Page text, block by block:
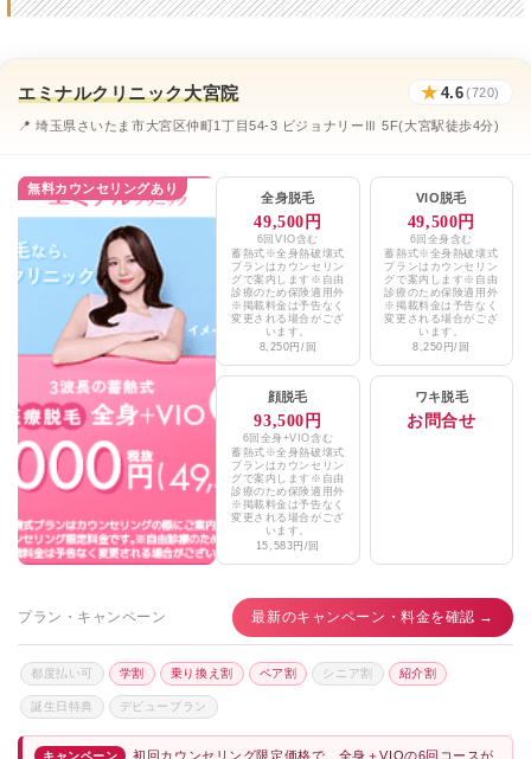
品川美容外科大宮院 ★4.0 / 5（367件）
大宮マリアクリニック ★3.5 / 5（79件）
エミナルクリニックメンズ大宮院 ★4.6 / 5（720件）
レジーナクリニックオム大宮院 ★4.6 / 5（720件）
湘南美容クリニック大宮東口院、大宮西口院 ★4.1 / 5（498件）
メンズリゼ大宮西口 ★4.2 / 5（138件）
大宮西口院 ★4.2 / 5（1,438件）
メンズルシア埼玉大宮院 ★4.4 / 5（68件）
ゴリラクリニック大宮院
大宮中央クリニック
メンズジェニー大宮 ★4.8 / 5（114件）
大宮マリアクリニック ★3.5 / 5（79件）
あおばクリニック大宮院
エミナルクリニック大宮院 ★ 4.6(720)
📍 埼玉県さいたま市大宮区仲町1丁目54-3 ビジョナリーⅢ 5F(大宮駅徒歩4分)
無料カウンセリングあり
全身脱毛
49,500円
6回VIO含む
蓄熱式※全身熱破壊式
プランはカウンセリン
グで案内します※自由
診療のため保険適用外
※掲載料金は予告なく
変更される場合がござ
います。
8,250円/回
VIO脱毛
49,500円
6回全身含む
蓄熱式※全身熱破壊式
プランはカウンセリン
グで案内します※自由
診療のため保険適用外
※掲載料金は予告なく
変更される場合がござ
います。
8,250円/回
顔脱毛
93,500円
6回全身+VIO含む
蓄熱式※全身熱破壊式
プランはカウンセリン
グで案内します※自由
診療のため保険適用外
※掲載料金は予告なく
変更される場合がござ
います。
15,583円/回
ワキ脱毛
お問合せ
プラン・キャンペーン 最新のキャンペーン・料金を確認 →
都度払い可 学割 乗り換え割 ペア割 シニア割 紹介割
誕生日特典 デビュープラン
キャンペーン
初回カウンセリング限定価格で、全身＋VIOの6回コースが